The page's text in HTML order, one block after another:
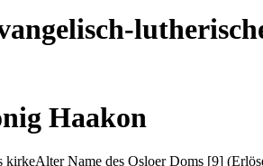
Haakon
kirkeAlter Name des Osloer Doms [9]